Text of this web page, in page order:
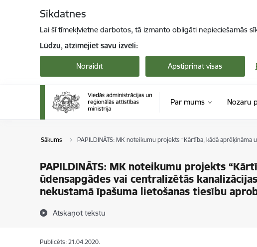
Sīkdatnes
Lai šī tīmekļvietne darbotos, tā izmanto obligāti nepieciešamās
Lūdzu, atzīmējiet savu izvēli:
Noraidīt Apstiprināt visas
Par mums Nozaru
Sākums PAPILDINĀTS: MK noteikumu projekts “Kārtība, kādā
PAPILDINĀTS: MK noteikumu projekts
ūdensapgādes vai centralizētās
nekustamā īpašuma lietošanas tiesību
Atskaņot tekstu
Publicēts: 21.04.2020.